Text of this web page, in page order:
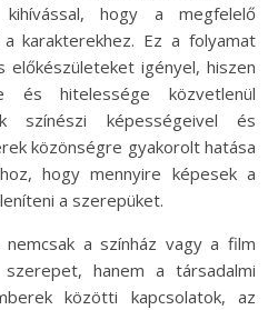
hogy a megfelelő
karakterekhez. Ez a folyamat
előkészületeket igényel, hiszen
és hitelessége közvetlenül
színészi képességeivel és
közönségre gyakorolt hatása
hogy mennyire képesek a
a szerepüket.
a színház vagy a film
hanem a társadalmi
közötti kapcsolatok, az